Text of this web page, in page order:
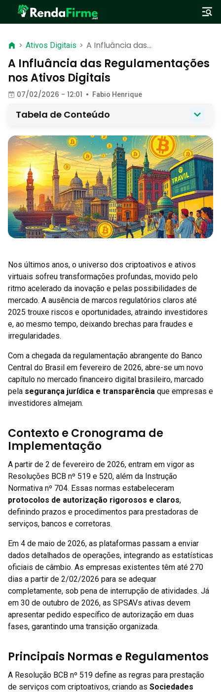
> Ativos Digitais > A Influância das
Regulamentações nos Ativos
Digitais
A Influância das Regulamentações
nos Ativos Digitais
07/02/2026 - 12:01 • Fabio Henrique
Tabela de Conteúdo
Nos últimos anos, o universo dos criptoativos e ativos
virtuais sofreu transformações profundas, movido pelo
ritmo acelerado da inovação e pelas possibilidades de
mercado. A ausência de marcos regulatórios claros até
2025 trouxe riscos e oportunidades, atraindo investidores
e, ao mesmo tempo, deixando brechas para fraudes e
irregularidades.
Com a chegada da regulamentação abrangente do Banco
Central do Brasil em fevereiro de 2026, abre-se um novo
capítulo no mercado financeiro digital brasileiro, marcado
pela segurança jurídica e transparência que empresas e
investidores almejam.
Contexto e Cronograma de
Implementação
A partir de 2 de fevereiro de 2026, entram em vigor as
Resoluções BCB nº 519 e 520, além da Instrução
Normativa nº 704. Essas normas estabeleceram
protocolos de autorização rigorosos e claros,
definindo prazos e procedimentos para prestadoras de
serviços, bancos e corretoras.
Em 4 de maio de 2026, as plataformas passam a enviar
dados detalhados de operações, integrando as estatísticas
oficiais de câmbio. As empresas existentes têm até 270
dias a partir de 2/02/2026 para se adequar
completamente, sob pena de interrupção de atividades. Já
em 30 de outubro de 2026, as SPSAVs ativas devem
apresentar pedido específico de autorização em duas
fases, garantindo uma transição organizada.
Principais Normas e Regulamentos
A Resolução BCB nº 519 define as regras para prestação
de serviços com criptoativos, criando as Sociedades